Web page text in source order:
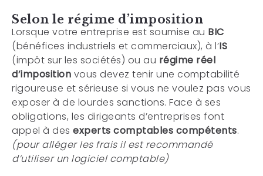
Selon le régime d’imposition
Lorsque votre entreprise est soumise au BIC
(bénéfices industriels et commerciaux), à l’IS
(impôt sur les sociétés) ou au régime réel
d’imposition vous devez tenir une comptabilité
rigoureuse et sérieuse si vous ne voulez pas vous
exposer à de lourdes sanctions. Face à ses
obligations, les dirigeants d’entreprises font
appel à des experts comptables compétents.
(pour alléger les frais il est recommandé
d’utiliser un logiciel comptable)